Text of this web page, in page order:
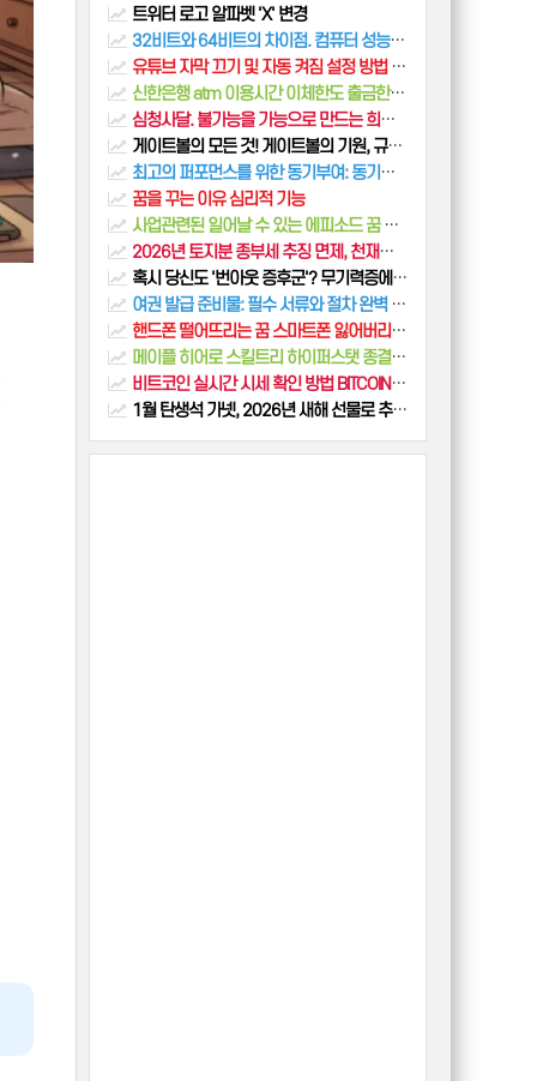
트위터 로고 알파벳 'X' 변경
32비트와 64비트의 차이점. 컴퓨터 성능에 미치는 영향
유튜브 자막 끄기 및 자동 켜짐 설정 방법 완벽 가이드 (모바일/PC)
신한은행 atm 이용시간 이체한도 출금한도 입금한도 고객센터
심청사달. 불가능을 가능으로 만드는 희생과 정성
게이트볼의 모든 것! 게이트볼의 기원, 규칙, 장점
최고의 퍼포먼스를 위한 동기부여: 동기부여 원리를 활용한 성과 향상 전략
꿈을 꾸는 이유 심리적 기능
사업관련된 일어날 수 있는 에피소드 꿈 해몽 4개
2026년 토지분 종부세 추징 면제, 천재지변 예외 조건 완벽 분석
혹시 당신도 '번아웃 증후군'? 무기력증에서 벗어나 재충전하는 방법
여권 발급 준비물: 필수 서류와 절차 완벽 가이드
핸드폰 떨어뜨리는 꿈 스마트폰 잃어버리는 해몽 완벽정리
메이플 히어로 스킬트리 하이퍼스탯 종결 가이드
비트코인 실시간 시세 확인 방법 BITCOIN, BTC
1월 탄생석 가넷, 2026년 새해 선물로 추천하는 진짜 이유